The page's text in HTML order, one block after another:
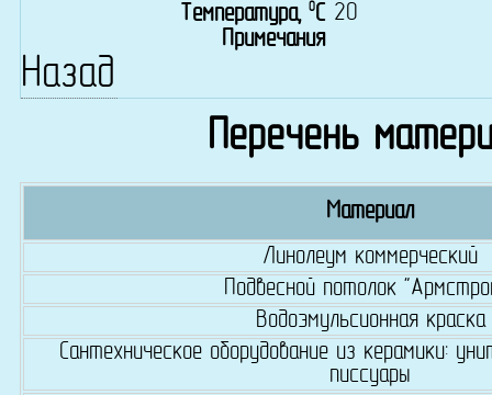
Температура, 0C 20
Примечания
Назад
Перечень
Материал
Линолеум коммерческий
Подвесной потолок
Водоэмульсионная краска
Сантехническое оборудование из керамики:
писсуары